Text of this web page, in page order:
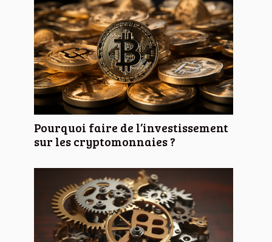
Pourquoi faire de l’investissement
sur les cryptomonnaies ?